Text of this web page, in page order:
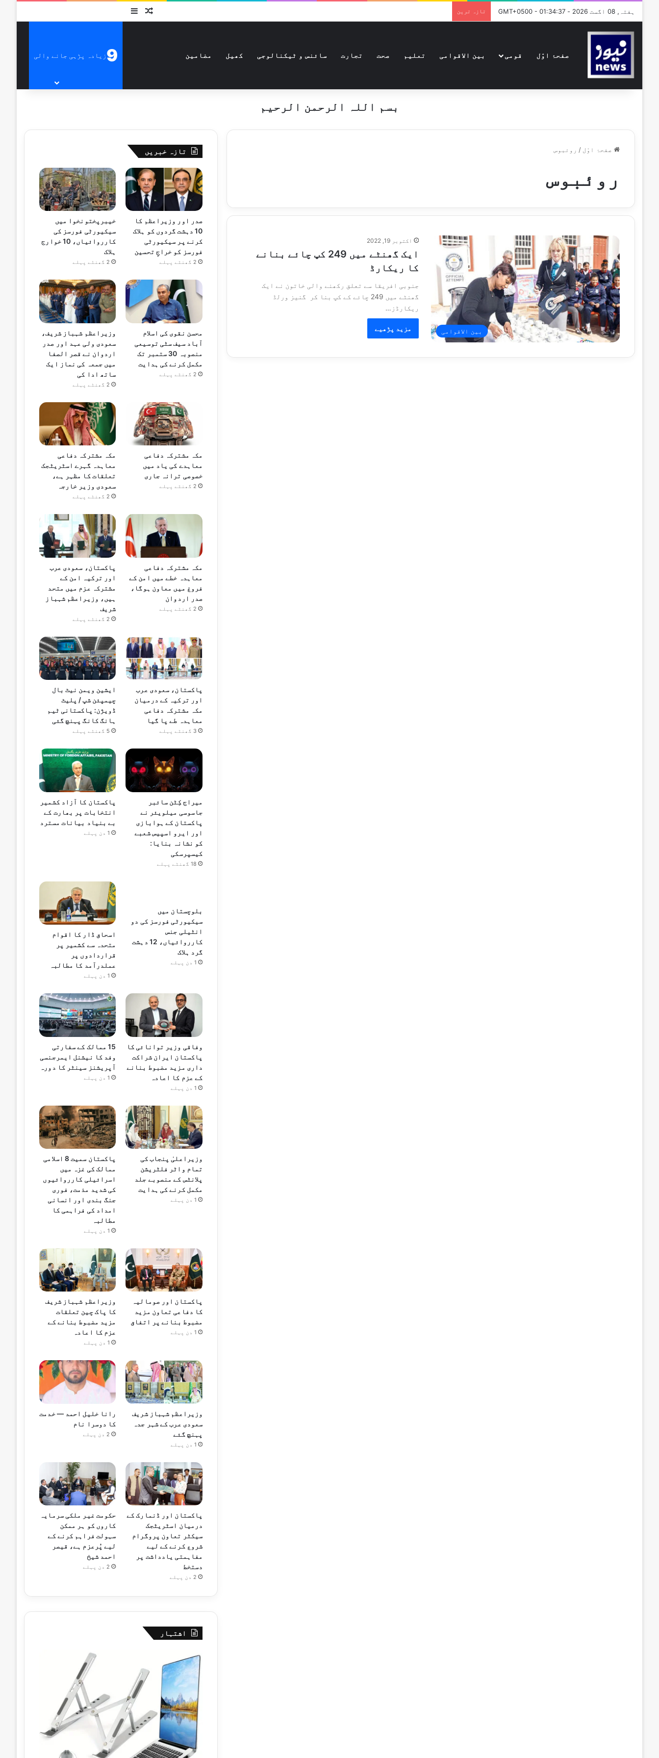
ہفتہ, 08 اگست 2026 - GMT+0500 - 01:34:37 تازہ ترین متفرق
صفحۂ اوّل قومی بین الاقوامی تعلیم صحت تجارت سائنس و ٹیکنالوجی کھیل مضامین 9زیادہ پڑہی جانے والی
بسم اللہ الرحمن الرحیم
صفحۂ اوّل / روئبوس
روئبوس
بین الاقوامی
اکتوبر 19, 2022
ایک گھنٹے میں 249 کپ چائے بنانے
کا ریکارڈ
جنوبی افریقا سے تعلق رکھنے والی خاتون نے ایک
گھنٹے میں 249 چائے کے کپ بنا کر گنیز ورلڈ
ریکارڈز…
مزید پڑھیے
تازہ خبریں
صدر اور وزیراعظم کا
10 دہشت گردوں کو ہلاک
کرنے پر سیکیورٹی
فورسز کو خراجِ تحسین
2 گھنٹے پہلے
خیبرپختونخوا میں
سیکیورٹی فورسز کی
کارروائیاں، 10 خوارج
ہلاک
2 گھنٹے پہلے
محسن نقوی کی اسلام
آباد سیف سٹی توسیعی
منصوبہ 30 ستمبر تک
مکمل کرنے کی ہدایت
2 گھنٹے پہلے
وزیراعظم شہباز شریف،
سعودی ولی عہد اور صدر
اردوان نے قصر الصفا
میں جمعہ کی نماز ایک
ساتھ ادا کی
2 گھنٹے پہلے
مکہ مشترکہ دفاعی
معاہدے کی یاد میں
خصوصی ترانہ جاری
2 گھنٹے پہلے
مکہ مشترکہ دفاعی
معاہدہ گہرے اسٹریٹجک
تعلقات کا مظہر ہے،
سعودی وزیر خارجہ
2 گھنٹے پہلے
مکہ مشترکہ دفاعی
معاہدہ خطے میں امن کے
فروغ میں معاون ہوگا،
صدر اردوان
2 گھنٹے پہلے
پاکستان، سعودی عرب
اور ترکیہ امن کے
مشترکہ عزم میں متحد
ہیں، وزیراعظم شہباز
شریف
2 گھنٹے پہلے
پاکستان، سعودی عرب
اور ترکیہ کے درمیان
مکہ مشترکہ دفاعی
معاہدہ طے پا گیا
3 گھنٹے پہلے
ایشین ویمن نیٹ بال
چیمپئن شپ / پلیٹ
ڈویژن: پاکستانی ٹیم
ہانگ کانگ پہنچ گئی
5 گھنٹے پہلے
میراج کِٹن سائبر
جاسوسی میلویئر نے
پاکستان کے ہوابازی
اور ایرو اسپیس شعبے
کو نشانہ بنایا:
کیسپرسکی
18 گھنٹے پہلے
پاکستان کا آزاد کشمیر
انتخابات پر بھارت کے
بے بنیاد بیانات مسترد
1 دن پہلے
بلوچستان میں
سیکیورٹی فورسز کی دو
انٹیلی جنس
کارروائیاں، 12 دہشت
گرد ہلاک
1 دن پہلے
اسحاق ڈار کا اقوام
متحدہ سے کشمیر پر
قراردادوں پر
عملدرآمد کا مطالبہ
1 دن پہلے
وفاقی وزیر توانائی کا
پاکستان ایران شراکت
داری مزید مضبوط بنانے
کے عزم کا اعادہ
1 دن پہلے
15 ممالک کے سفارتی
وفد کا نیشنل ایمرجنسی
آپریشنز سینٹر کا دورہ
1 دن پہلے
وزیراعلیٰ پنجاب کی
تمام واٹر فلٹریشن
پلانٹس کے منصوبے جلد
مکمل کرنے کی ہدایت
1 دن پہلے
پاکستان سمیت 8 اسلامی
ممالک کی غزہ میں
اسرائیلی کارروائیوں
کی شدید مذمت، فوری
جنگ بندی اور انسانی
امداد کی فراہمی کا
مطالبہ
1 دن پہلے
پاکستان اور صومالیہ
کا دفاعی تعاون مزید
مضبوط بنانے پر اتفاق
1 دن پہلے
وزیراعظم شہباز شریف
کا پاک چین تعلقات
مزید مضبوط بنانے کے
عزم کا اعادہ
1 دن پہلے
وزیراعظم شہباز شریف
سعودی عرب کے شہر جدہ
پہنچ گئے
1 دن پہلے
رانا خلیل احمد — خدمت
کا دوسرا نام
2 دن پہلے
پاکستان اور ڈنمارک کے
درمیان اسٹریٹجک
سیکٹر تعاون پروگرام
شروع کرنے کے لیے
مفاہمتی یادداشت پر
دستخط
2 دن پہلے
حکومت غیر ملکی سرمایہ
کاروں کو ہر ممکن
سہولت فراہم کرنے کے
لیے پُرعزم ہے، قیصر
احمد شیخ
2 دن پہلے
اشتہار